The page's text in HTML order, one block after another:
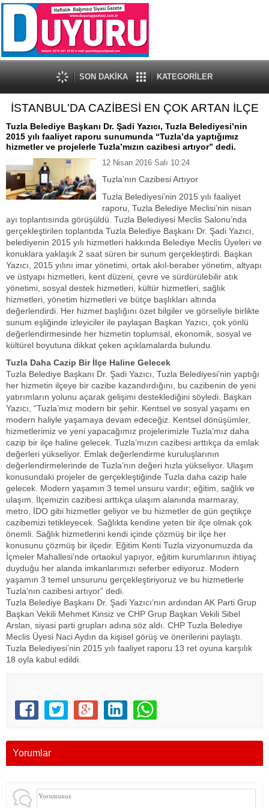
SON DAKİKA KATEGORİLER
İSTANBUL'DA CAZİBESİ EN ÇOK ARTAN İLÇE
Tuzla Belediye Başkanı Dr. Şadi Yazıcı, Tuzla Belediyesi’nin
2015 yılı faaliyet raporu sunumunda “Tuzla’da yaptığımız
hizmetler ve projelerle Tuzla’mızın cazibesi artıyor” dedi.
12 Nisan 2016 Salı 10:24
Tuzla’nın Cazibesi Artıyor
Tuzla Belediyesi’nin 2015 yılı faaliyet
raporu, Tuzla Belediye Meclisi’nin nisan
ayı toplantısında görüşüldü. Tuzla Belediyesi Meclis Salonu’nda
gerçekleştirilen toplantıda Tuzla Belediye Başkanı Dr. Şadi Yazıcı,
belediyenin 2015 yılı hizmetleri hakkında Belediye Meclis Üyeleri ve
konuklara yaklaşık 2 saat süren bir sunum gerçekleştirdi. Başkan
Yazıcı, 2015 yılını imar yönetimi, ortak akıl-beraber yönetim, altyapı
ve üstyapı hizmetleri, kent düzeni, çevre ve sürdürülebilir atık
yönetimi, sosyal destek hizmetleri, kültür hizmetleri, sağlık
hizmetleri, yönetim hizmetleri ve bütçe başlıkları altında
değerlendirdi. Her hizmet başlığını özet bilgiler ve görseliyle birlikte
sunum eşliğinde izleyiciler ile paylaşan Başkan Yazıcı, çok yönlü
değerlendirmesinde her hizmetin toplumsal, ekonomik, sosyal ve
kültürel boyutuna dikkat çeken açıklamalarda bulundu.
Tuzla Daha Cazip Bir İlçe Haline Gelecek
Tuzla Belediye Başkanı Dr. Şadi Yazıcı, Tuzla Belediyesi’nin yaptığı
her hizmetin ilçeye bir cazibe kazandırdığını, bu cazibenin de yeni
yatırımların yolunu açarak gelişimi desteklediğini söyledi. Başkan
Yazıcı, “Tuzla’mız modern bir şehir. Kentsel ve sosyal yaşamı en
modern haliyle yaşamaya devam edeceğiz. Kentsel dönüşümler,
hizmetlerimiz ve yeni yapacağımız projelerimizle Tuzla’mız daha
cazip bir ilçe haline gelecek. Tuzla’mızın cazibesi arttıkça da emlak
değerleri yükseliyor. Emlak değerlendirme kuruluşlarının
değerlendirmelerinde de Tuzla’nın değeri hızla yükseliyor. Ulaşım
konusundaki projeler de gerçekleştiğinde Tuzla daha cazip hale
gelecek. Modern yaşamın 3 temel unsuru vardır; eğitim, sağlık ve
ulaşım. İlçemizin cazibesi arttıkça ulaşım alanında marmaray,
metro, İDO gibi hizmetler geliyor ve bu hizmetler de gün geçtikçe
cazibemizi tetikleyecek. Sağlıkta kendine yeten bir ilçe olmak çok
önemli. Sağlık hizmetlerini kendi içinde çözmüş bir ilçe her
konusunu çözmüş bir ilçedir. Eğitim Kenti Tuzla vizyonumuzda da
İçmeler Mahallesi’nde ortaokul yapıyor, eğitim kurumlarının ihtiyaç
duyduğu her alanda imkanlarımızı seferber ediyoruz. Modern
yaşamın 3 temel unsurunu gerçekleştiriyoruz ve bu hizmetlerle
Tuzla’nın cazibesi artıyor” dedi.
Tuzla Belediye Başkanı Dr. Şadi Yazıcı’nın ardından AK Parti Grup
Başkan Vekili Mehmet Kinsiz ve CHP Grup Başkan Vekili Sibel
Arslan, siyasi parti grupları adına söz aldı. CHP Tuzla Belediye
Meclis Üyesi Naci Aydın da kişisel görüş ve önerilerini paylaştı.
Tuzla Belediyesi’nin 2015 yılı faaliyet raporu 13 ret oyuna karşılık
18 oyla kabul edildi.
Yorumlar